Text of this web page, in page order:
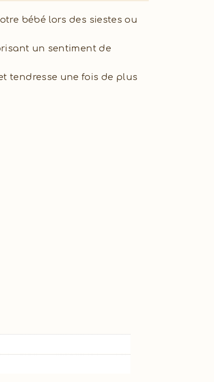
bébé lors des siestes ou
un sentiment de
tendresse une fois de plus